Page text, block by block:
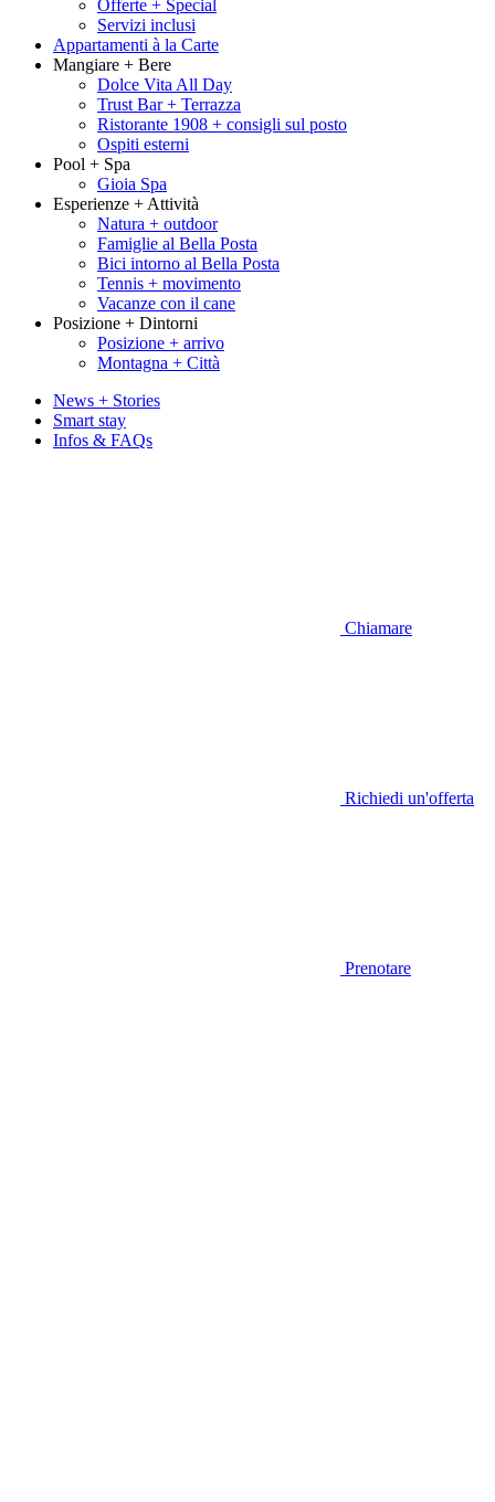
Offerte + Special
Servizi inclusi
Appartamenti à la Carte
Mangiare + Bere
Dolce Vita All Day
Trust Bar + Terrazza
Ristorante 1908 + consigli sul posto
Ospiti esterni
Pool + Spa
Gioia Spa
Esperienze + Attività
Natura + outdoor
Famiglie al Bella Posta
Bici intorno al Bella Posta
Tennis + movimento
Vacanze con il cane
Posizione + Dintorni
Posizione + arrivo
Montagna + Città
News + Stories
Smart stay
Infos & FAQs
Chiamare
Richiedi un'offerta
Prenotare